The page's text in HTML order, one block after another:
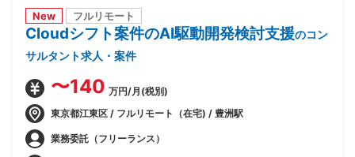
New フルリモート
Cloudシフト案件のAI駆動開発検討支援のコン
サルタント求人・案件
〜140 万円/月(税別)
東京都江東区 / フルリモート（在宅) / 豊洲駅
業務委託（フリーランス）